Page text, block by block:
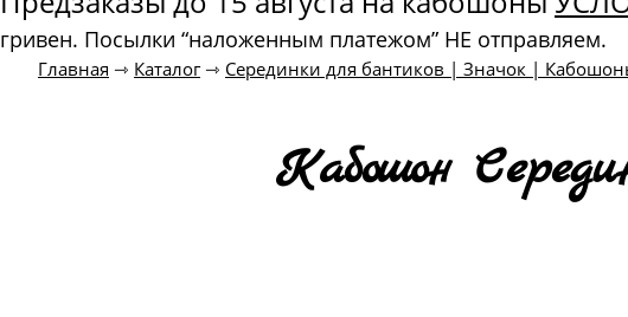
гривен. Посылки “наложенным платежом” НЕ отправляем.
Главная ⇾ Каталог⇾ Серединки для бантиков | Значок |
Кабошон